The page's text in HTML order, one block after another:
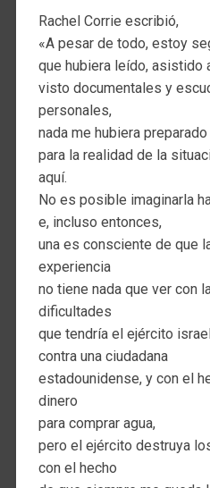
Rachel Corrie escribió,
«A pesar de todo, estoy
que hubiera leído, asistido
visto documentales y
personales,
nada me hubiera preparado
para la realidad de la
aquí.
No es posible imaginarla
e, incluso entonces,
una es consciente de que
experiencia
no tiene nada que ver con
dificultades
que tendría el ejército
contra una ciudadana
estadounidense, y con el
dinero
para comprar agua,
pero el ejército destruya
con el hecho